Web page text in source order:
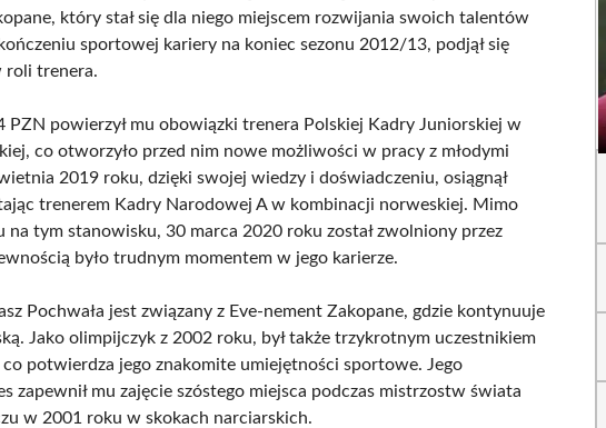
który stał się dla niego miejscem rozwijania swoich talentów
sportowej kariery na koniec sezonu 2012/13, podjął się
roli trenera.
PZN powierzył mu obowiązki trenera Polskiej Kadry Juniorskiej w
co otworzyło przed nim nowe możliwości w pracy z młodymi
2019 roku, dzięki swojej wiedzy i doświadczeniu, osiągnął
trenerem Kadry Narodowej A w kombinacji norweskiej. Mimo
na tym stanowisku, 30 marca 2020 roku został zwolniony przez
było trudnym momentem w jego karierze.
Pochwała jest związany z Eve-nement Zakopane, gdzie kontynuuje
Jako olimpijczyk z 2002 roku, był także trzykrotnym uczestnikiem
potwierdza jego znakomite umiejętności sportowe. Jego
zapewnił mu zajęcie szóstego miejsca podczas mistrzostw świata
w 2001 roku w skokach narciarskich.